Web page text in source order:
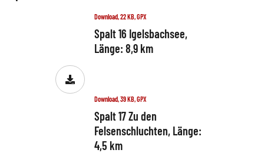
Download, 22 KB, GPX
Spalt 16 Igelsbachsee,
Länge: 8,9 km
Download, 39 KB, GPX
Spalt 17 Zu den
Felsenschluchten, Länge:
4,5 km